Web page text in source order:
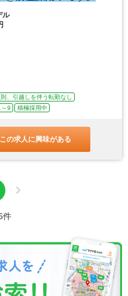
ル
則、引越しを伴う転勤なし
～9 積極採用中
この求人に興味がある
件